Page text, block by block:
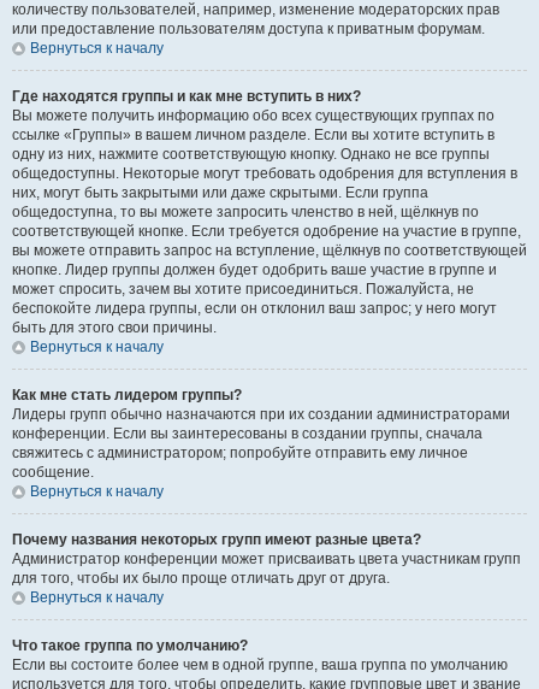
количеству пользователей, например, изменение модераторских прав
или предоставление пользователям доступа к приватным форумам.
Вернуться к началу
Где находятся группы и как мне вступить в них?
Вы можете получить информацию обо всех существующих группах по
ссылке «Группы» в вашем личном разделе. Если вы хотите вступить в
одну из них, нажмите соответствующую кнопку. Однако не все группы
общедоступны. Некоторые могут требовать одобрения для вступления в
них, могут быть закрытыми или даже скрытыми. Если группа
общедоступна, то вы можете запросить членство в ней, щёлкнув по
соответствующей кнопке. Если требуется одобрение на участие в группе,
вы можете отправить запрос на вступление, щёлкнув по соответствующей
кнопке. Лидер группы должен будет одобрить ваше участие в группе и
может спросить, зачем вы хотите присоединиться. Пожалуйста, не
беспокойте лидера группы, если он отклонил ваш запрос; у него могут
быть для этого свои причины.
Вернуться к началу
Как мне стать лидером группы?
Лидеры групп обычно назначаются при их создании администраторами
конференции. Если вы заинтересованы в создании группы, сначала
свяжитесь с администратором; попробуйте отправить ему личное
сообщение.
Вернуться к началу
Почему названия некоторых групп имеют разные цвета?
Администратор конференции может присваивать цвета участникам групп
для того, чтобы их было проще отличать друг от друга.
Вернуться к началу
Что такое группа по умолчанию?
Если вы состоите более чем в одной группе, ваша группа по умолчанию
используется для того, чтобы определить, какие групповые цвет и звание